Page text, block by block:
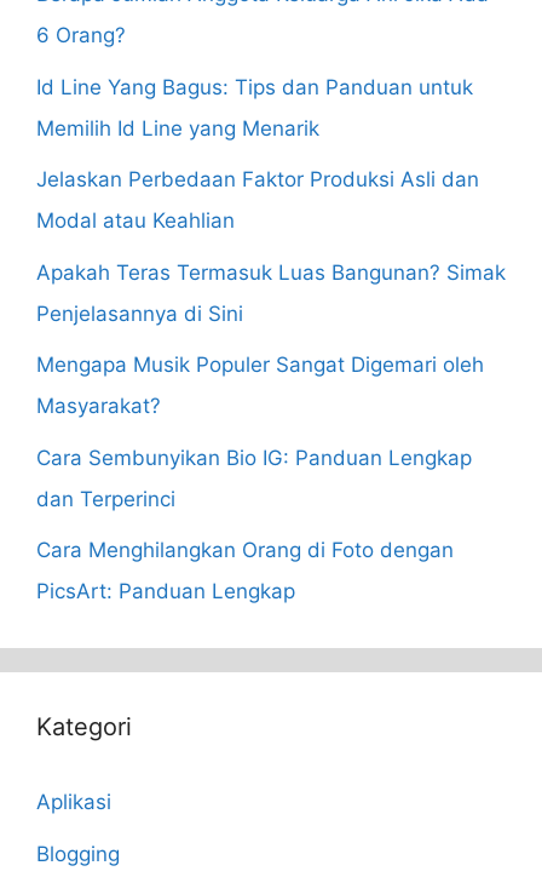
6 Orang?
Id Line Yang Bagus: Tips dan Panduan untuk
Memilih Id Line yang Menarik
Jelaskan Perbedaan Faktor Produksi Asli dan
Modal atau Keahlian
Apakah Teras Termasuk Luas Bangunan? Simak
Penjelasannya di Sini
Mengapa Musik Populer Sangat Digemari oleh
Masyarakat?
Cara Sembunyikan Bio IG: Panduan Lengkap
dan Terperinci
Cara Menghilangkan Orang di Foto dengan
PicsArt: Panduan Lengkap
Kategori
Aplikasi
Blogging